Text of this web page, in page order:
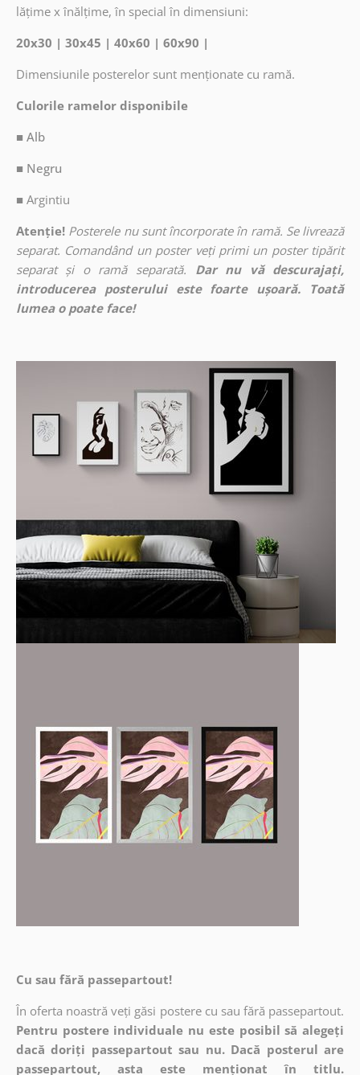
lățime x înălțime, în special în dimensiuni:
20x30 | 30x45 | 40x60 | 60x90 |
Dimensiunile posterelor sunt menționate cu ramă.
Culorile ramelor disponibile
■ Alb
■ Negru
■ Argintiu
Atenție! Posterele nu sunt încorporate în ramă. Se livrează
separat. Comandând un poster veți primi un poster tipărit
separat și o ramă separată.
Dar nu vă descurajați,
introducerea posterului este foarte ușoară. Toată
lumea o poate face!
Cu sau fără passepartout!
În oferta noastră veți găsi postere cu sau fără passepartout.
Pentru postere individuale nu este posibil să alegeți
dacă doriți passepartout sau nu. Dacă posterul are
passepartout, asta este menționat în titlu.